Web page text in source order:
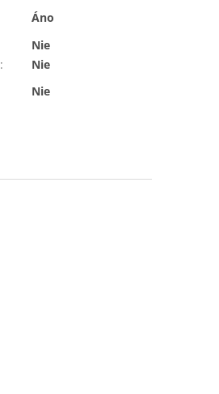
Áno
Nie
:
Nie
Nie